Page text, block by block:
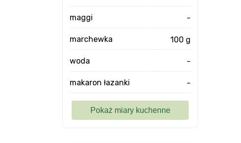
maggi -
marchewka 100 g
woda -
makaron łazanki -